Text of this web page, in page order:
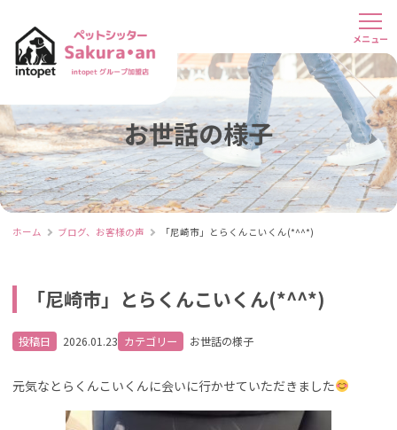
お世話の様子
ホーム ブログ、お客様の声 「尼崎市」とらくんこいくん(*^^*)
「尼崎市」とらくんこいくん(*^^*)
投稿日 2026.01.23 カテゴリー お世話の様子
元気なとらくんこいくんに会いに行かせていただきました